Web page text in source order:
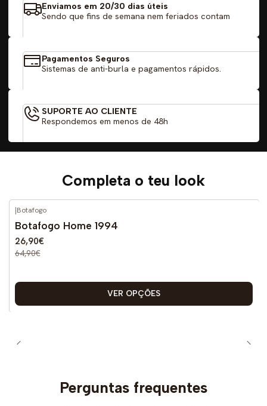
Enviamos em 20/30 dias úteis
Sendo que fins de semana nem feriados contam
Pagamentos Seguros
Sistemas de anti-burla e pagamentos rápidos.
SUPORTE AO CLIENTE
Respondemos em menos de 48h
Completa o teu look
-59%
|Botafogo
Botafogo Home 1994
26,90€
64,90€
VER OPÇÕES
Perguntas frequentes